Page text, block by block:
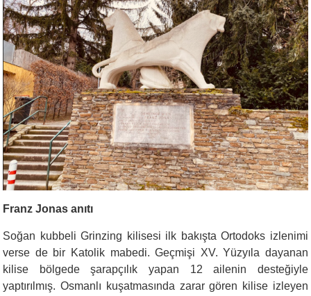
Franz Jonas anıtı
Soğan kubbeli Grinzing kilisesi ilk bakışta Ortodoks izlenimi
verse de bir Katolik mabedi. Geçmişi XV. Yüzyıla dayanan
kilise bölgede şarapçılık yapan 12 ailenin desteğiyle
yaptırılmış. Osmanlı kuşatmasında zarar gören kilise izleyen